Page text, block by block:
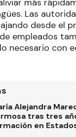
más
Las
desde el
empleados
necesario con
Alejandra
tras tres
en